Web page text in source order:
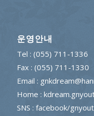
운영안내
Tel : (055) 711-1336
Fax : (055) 711-1330
Email :
Home :
SNS : facebook/